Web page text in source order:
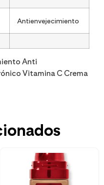
Antienvejecimiento
Anti
Vitamina C Crema